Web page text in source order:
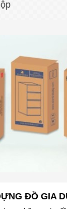
ĐỒ GIA